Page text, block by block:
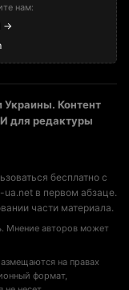
нам:
→
Контент
для редактуры
бесплатно с
ua.net в первом абзаце.
части материала.
Мнение авторов может
на правах
формат,